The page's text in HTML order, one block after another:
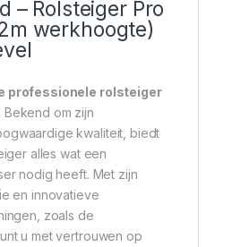
– Rolsteiger Pro
werkhoogte)
professionele rolsteiger
Bekend om zijn
kwaliteit, biedt
alles wat een
nodig heeft. Met zijn
en innovatieve
zoals de
u met vertrouwen op